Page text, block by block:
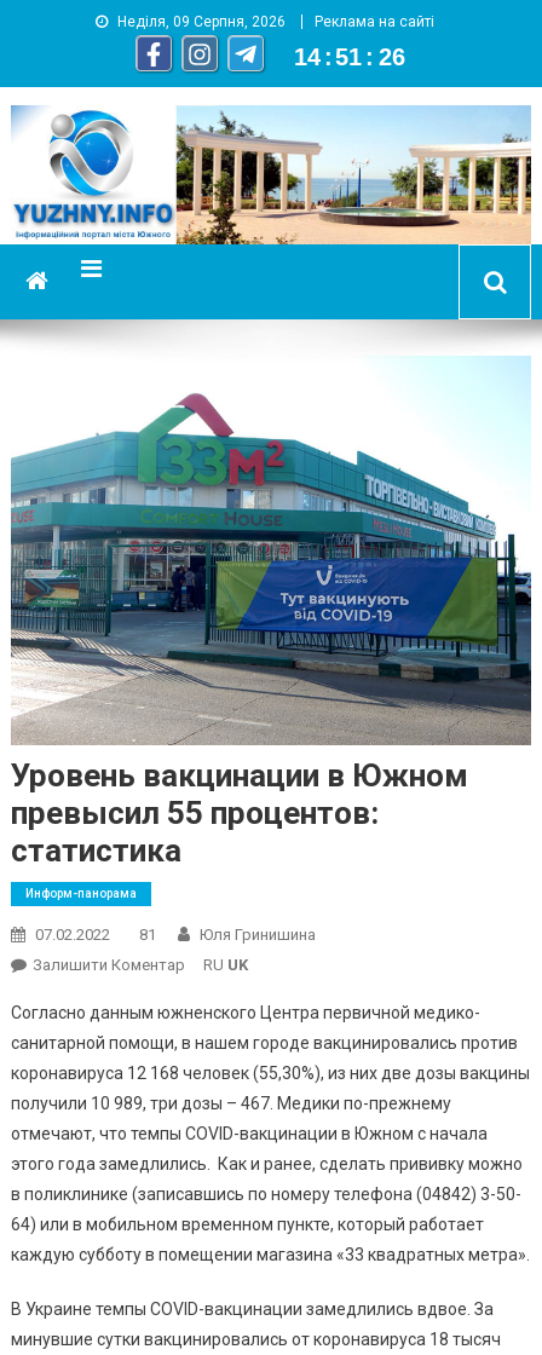
Неділя, 09 Серпня, 2026 Реклама на сайті
14 :51 : 27
YUZHNY.INFO
информационный портал города Южный
Уровень вакцинации в Южном
превысил 55 процентов:
статистика
Информ-панорама
07.02.2022 81
Юля Гринишина
Залишити КоментарOn
Вакцинации
В
Южном
Превысил
55
Процентов:
Статистика
RU UK
Согласно данным южненского Центра первичной медико-
санитарной помощи, в нашем городе вакцинировались против
коронавируса 12 168 человек (55,30%), из них две дозы вакцины
получили 10 989, три дозы – 467. Медики по-прежнему
отмечают, что темпы COVID-вакцинации в Южном с начала
этого года замедлились. Как и ранее, сделать прививку можно
в поликлинике (записавшись по номеру телефона (04842) 3-50-
64) или в мобильном временном пункте, который работает
каждую субботу в помещении магазина «33 квадратных метра».
В Украине темпы COVID-вакцинации замедлились вдвое. За
минувшие сутки вакцинировались от коронавируса 18 тысяч